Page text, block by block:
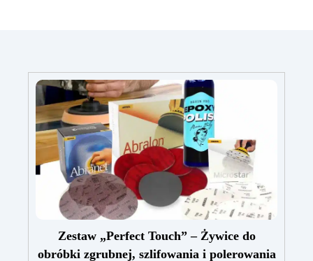
Zestaw „Perfect Touch” – Żywice do
obróbki zgrubnej, szlifowania i polerowania